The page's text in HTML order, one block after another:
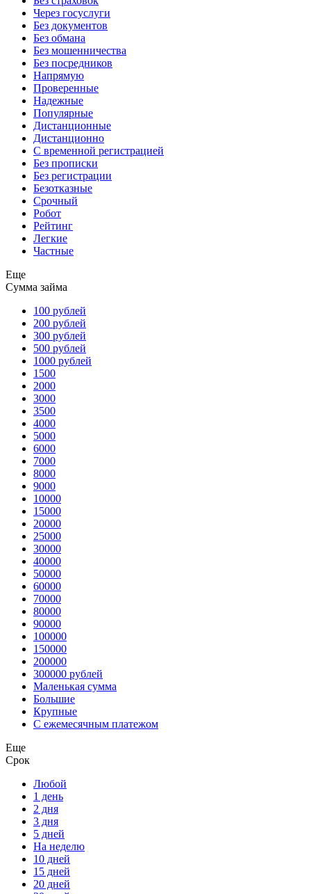
Через госуслуги
Без документов
Без обмана
Без мошенничества
Без посредников
Напрямую
Проверенные
Надежные
Популярные
Дистанционные
Дистанционно
С временной регистрацией
Без прописки
Без регистрации
Безотказные
Срочный
Робот
Рейтинг
Легкие
Частные
Еще
Сумма займа
100 рублей
200 рублей
300 рублей
500 рублей
1000 рублей
1500
2000
3000
3500
4000
5000
6000
7000
8000
9000
10000
15000
20000
25000
30000
40000
50000
60000
70000
80000
90000
100000
150000
200000
300000 рублей
Маленькая сумма
Большие
Крупные
С ежемесячным платежом
Еще
Срок
Любой
1 день
2 дня
3 дня
5 дней
На неделю
10 дней
15 дней
20 дней